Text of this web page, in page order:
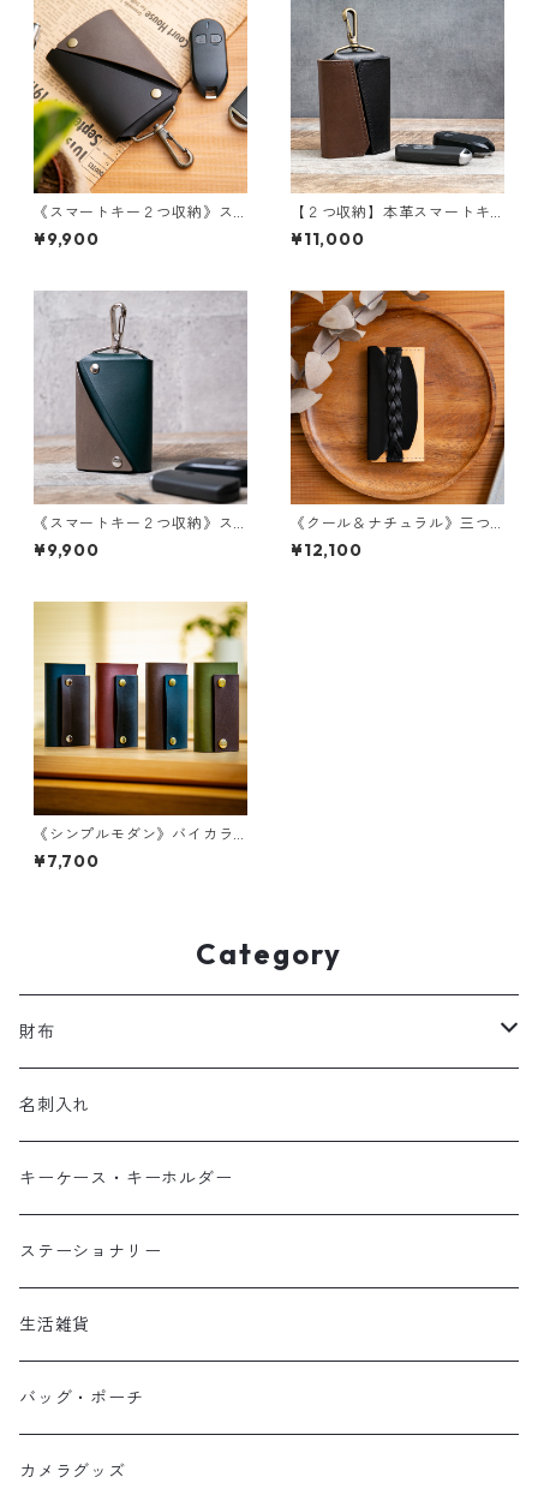
《スマートキー２つ収納》ス
マートキーケース（ブラック×
グレージュ）
¥9,900
【２つ収納】本革スマートキ
ーケース（ダブルホックタイ
プ）
¥11,000
《スマートキー２つ収納》ス
マートキーケース
¥9,900
《クール＆ナチュラル》三つ
編みのキーケース【１２色か
ら選べる】
¥12,100
《シンプルモダン》バイカラ
ーのキーケース
¥7,700
Category
財布
長財布
２つ折り財布
コンパクト財布
コインケース
名刺入れ
キーケース・キーホルダー
ステーショナリー
生活雑貨
バッグ・ポーチ
カメラグッズ